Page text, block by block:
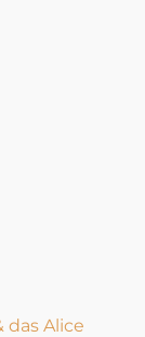
das Alice